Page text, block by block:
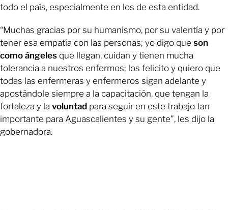
todo el país, especialmente en los de esta entidad.
“Muchas gracias por su humanismo, por su valentía y por
tener esa empatía con las personas; yo digo que son
como ángeles que llegan, cuidan y tienen mucha
tolerancia a nuestros enfermos; los felicito y quiero que
todas las enfermeras y enfermeros sigan adelante y
apostándole siempre a la capacitación, que tengan la
fortaleza y la voluntad para seguir en este trabajo tan
importante para Aguascalientes y su gente”, les dijo la
gobernadora.